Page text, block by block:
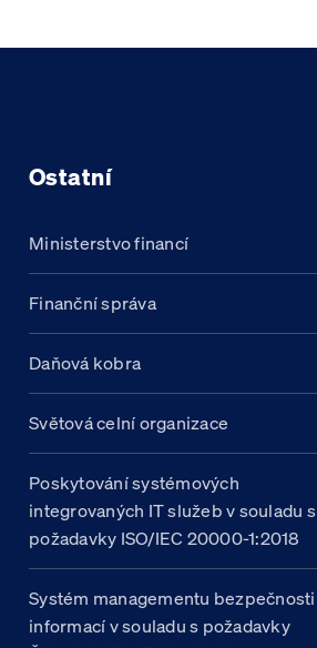
Ostatní
Ministerstvo financí
Finanční správa
Daňová kobra
Světová celní organizace
Poskytování systémových
integrovaných IT služeb v souladu s
požadavky ISO/IEC 20000-1:2018
Systém managementu bezpečnosti
informací v souladu s požadavky